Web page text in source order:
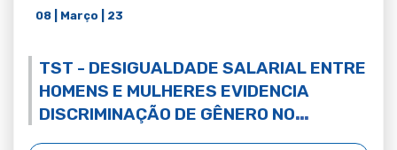
08 | Março | 23
TST - DESIGUALDADE SALARIAL ENTRE
HOMENS E MULHERES EVIDENCIA
DISCRIMINAÇÃO DE GÊNERO NO